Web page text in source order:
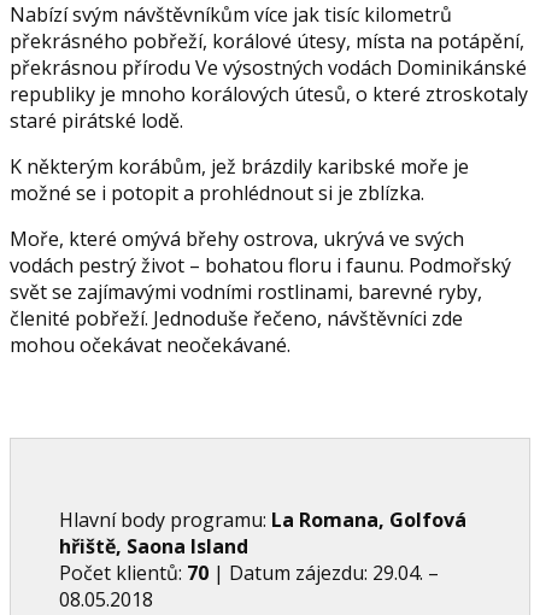
Nabízí svým návštěvníkům více jak tisíc kilometrů
překrásného pobřeží, korálové útesy, místa na potápění,
překrásnou přírodu Ve výsostných vodách Dominikánské
republiky je mnoho korálových útesů, o které ztroskotaly
staré pirátské lodě.
K některým korábům, jež brázdily karibské moře je
možné se i potopit a prohlédnout si je zblízka.
Moře, které omývá břehy ostrova, ukrývá ve svých
vodách pestrý život – bohatou floru i faunu. Podmořský
svět se zajímavými vodními rostlinami, barevné ryby,
členité pobřeží. Jednoduše řečeno, návštěvníci zde
mohou očekávat neočekávané.
Hlavní body programu: La Romana, Golfová
hřiště, Saona Island
Počet klientů: 70 | Datum zájezdu: 29.04. –
08.05.2018